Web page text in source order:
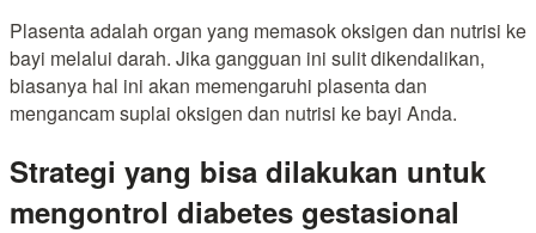
Plasenta adalah organ yang memasok oksigen dan nutrisi ke
bayi melalui darah. Jika gangguan ini sulit dikendalikan,
biasanya hal ini akan memengaruhi plasenta dan
mengancam suplai oksigen dan nutrisi ke bayi Anda.
Strategi yang bisa dilakukan untuk
mengontrol diabetes gestasional